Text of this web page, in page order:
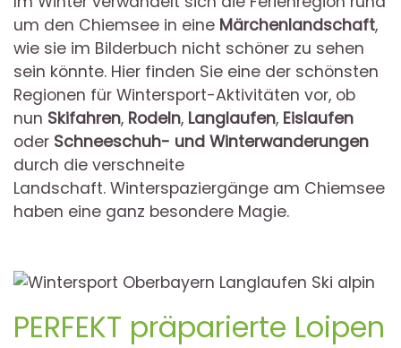
um den Chiemsee in eine Märchenlandschaft,
wie sie im Bilderbuch nicht schöner zu sehen
sein könnte. Hier finden Sie eine der schönsten
Regionen für Wintersport-Aktivitäten vor, ob
nun Skifahren, Rodeln, Langlaufen, Eislaufen
oder Schneeschuh- und Winterwanderungen
durch die verschneite
Landschaft. Winterspaziergänge am Chiemsee
haben eine ganz besondere Magie.
PERFEKT präparierte Loipen